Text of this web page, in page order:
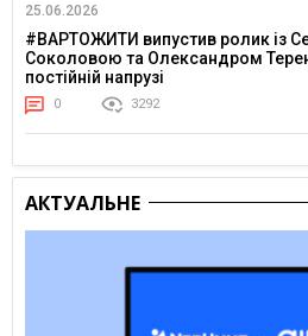
25.06.2026
#ВАРТОЖИТИ випустив ролик із
Соколовою та Олександром
постійній напрузі
0 3292
АКТУАЛЬНЕ